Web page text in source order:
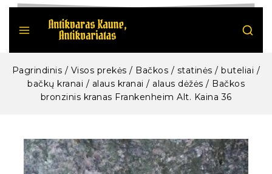
Pagrindinis / Visos prekės / Bačkos / statinės / buteliai /
bačkų kranai / alaus kranai / alaus dėžės / Bačkos
bronzinis kranas Frankenheim Alt. Kaina 36